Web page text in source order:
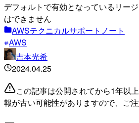
デフォルトで有効となっているリー
はできません
AWSテクニカルサポートノート
AWS
吉本光希
2024.04.25
この記事は公開されてから1年以
報が古い可能性がありますので、ご注